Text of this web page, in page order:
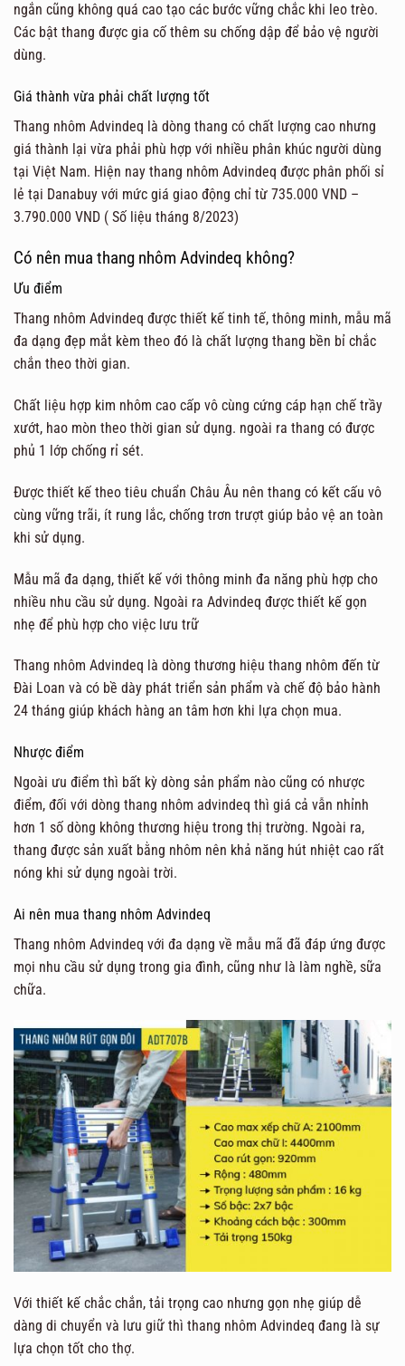
ngắn cũng không quá cao tạo các bước vững chắc khi leo trèo.
Các bật thang được gia cố thêm su chống dập để bảo vệ người
dùng.
Giá thành vừa phải chất lượng tốt
Thang nhôm Advindeq là dòng thang có chất lượng cao nhưng
giá thành lại vừa phải phù hợp với nhiều phân khúc người dùng
tại Việt Nam. Hiện nay thang nhôm Advindeq được phân phối sỉ
lẻ tại Danabuy với mức giá giao động chỉ từ 735.000 VND –
3.790.000 VND ( Số liệu tháng 8/2023)
Có nên mua thang nhôm Advindeq không?
Ưu điểm
Thang nhôm Advindeq được thiết kế tinh tế, thông minh, mẫu mã
đa dạng đẹp mắt kèm theo đó là chất lượng thang bền bỉ chắc
chắn theo thời gian.
Chất liệu hợp kim nhôm cao cấp vô cùng cứng cáp hạn chế trầy
xướt, hao mòn theo thời gian sử dụng. ngoài ra thang có được
phủ 1 lớp chống rỉ sét.
Được thiết kế theo tiêu chuẩn Châu Âu nên thang có kết cấu vô
cùng vững trãi, ít rung lắc, chống trơn trượt giúp bảo vệ an toàn
khi sử dụng.
Mẫu mã đa dạng, thiết kế với thông minh đa năng phù hợp cho
nhiều nhu cầu sử dụng. Ngoài ra Advindeq được thiết kế gọn
nhẹ để phù hợp cho việc lưu trữ
Thang nhôm Advindeq là dòng thương hiệu thang nhôm đến từ
Đài Loan và có bề dày phát triển sản phẩm và chế độ bảo hành
24 tháng giúp khách hàng an tâm hơn khi lựa chọn mua.
Nhược điểm
Ngoài ưu điểm thì bất kỳ dòng sản phẩm nào cũng có nhược
điểm, đối với dòng thang nhôm advindeq thì giá cả vẫn nhỉnh
hơn 1 số dòng không thương hiệu trong thị trường. Ngoài ra,
thang được sản xuất bằng nhôm nên khả năng hút nhiệt cao rất
nóng khi sử dụng ngoài trời.
Ai nên mua thang nhôm Advindeq
Thang nhôm Advindeq với đa dạng về mẫu mã đã đáp ứng được
mọi nhu cầu sử dụng trong gia đình, cũng như là làm nghề, sữa
chữa.
Với thiết kế chắc chắn, tải trọng cao nhưng gọn nhẹ giúp dễ
dàng di chuyển và lưu giữ thì thang nhôm Advindeq đang là sự
lựa chọn tốt cho thợ.